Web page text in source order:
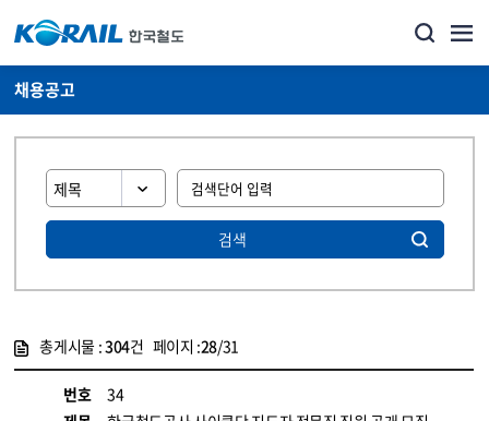
채용공고
검색
총게시물 :304건 페이지 :28/31
번호
34